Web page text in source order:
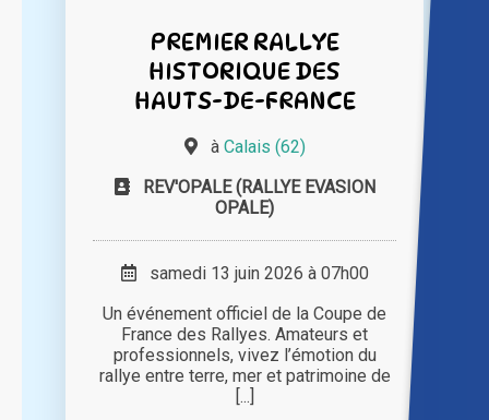
PREMIER RALLYE
HISTORIQUE DES
HAUTS-DE-FRANCE
à Calais (62)
REV'OPALE (RALLYE EVASION
OPALE)
samedi 13 juin 2026 à 07h00
Un événement officiel de la Coupe de
France des Rallyes. Amateurs et
professionnels, vivez l’émotion du
rallye entre terre, mer et patrimoine de
[...]